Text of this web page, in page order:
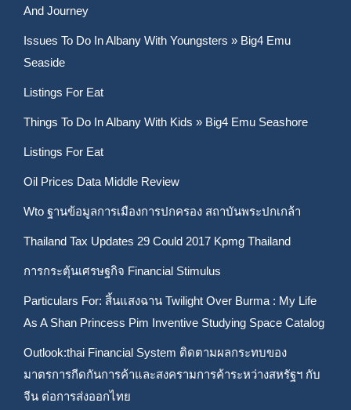
And Journey
Issues To Do In Albany With Youngsters » Big4 Emu
Seaside
Listings For Eat
Things To Do In Albany With Kids » Big4 Emu Seashore
Listings For Eat
Oil Prices Data Middle Review
Wto ฐานข้อมูลการเมืองการปกครอง สถาบันพระปกเกล้า
Thailand Tax Updates 29 Could 2017 Kpmg Thailand
การกระตุ้นเศรษฐกิจ Financial Stimulus
Particulars For: สิ้นแสงฉาน Twilight Over Burma : My Life
As A Shan Princess Pim Inventive Studying Space Catalog
Outlook:thai Financial System ติดตามผลกระทบของ
มาตรการกีดกันการค้าและสงครามการค้าระหว่างสหรัฐฯ กับ
จีน ต่อการส่งออกไทย